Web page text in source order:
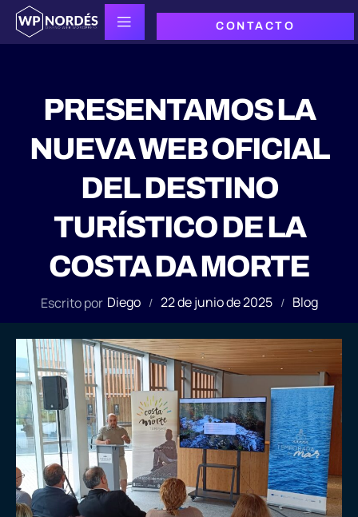
CONTACTO
PRESENTAMOS LA
NUEVA WEB OFICIAL
DEL DESTINO
TURÍSTICO DE LA
COSTA DA MORTE
Escrito por Diego / 22 de junio de 2025 / Blog